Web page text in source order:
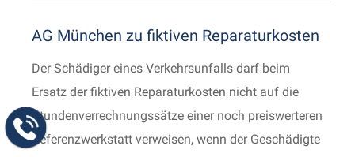
AG München zu fiktiven Reparaturkosten
Der Schädiger eines Verkehrsunfalls darf beim
Ersatz der fiktiven Reparaturkosten nicht auf die
Stundenverrechnungssätze einer noch preiswerteren
Referenzwerkstatt verweisen, wenn der Geschädigte